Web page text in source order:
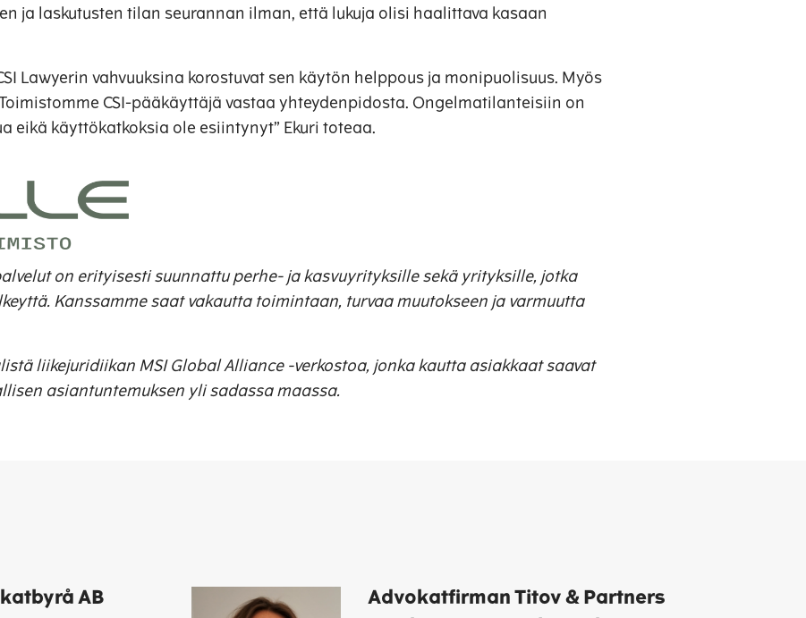
ja laskutusten tilan seurannan ilman, että lukuja olisi haalittava kasaan
Lawyerin vahvuuksina korostuvat sen käytön helppous ja monipuolisuus. Myös
CSI-pääkäyttäjä vastaa yhteydenpidosta. Ongelmatilanteisiin on
eikä käyttökatkoksia ole esiintynyt” Ekuri toteaa.
on erityisesti suunnattu perhe- ja kasvuyrityksille sekä yrityksille, jotka
Kanssamme saat vakautta toimintaan, turvaa muutokseen ja varmuutta
liikejuridiikan MSI Global Alliance -verkostoa, jonka kautta asiakkaat saavat
asiantunte­muksen yli sadassa maassa.
AB
Advokatfirman Titov & Partners